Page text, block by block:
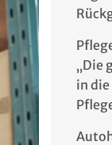
„Die
in